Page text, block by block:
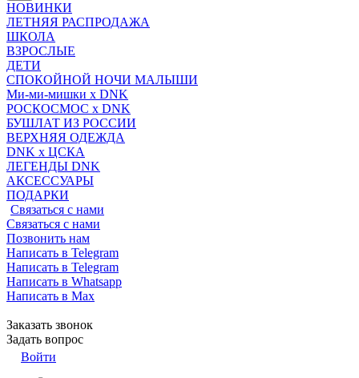
НОВИНКИ
ЛЕТНЯЯ РАСПРОДАЖА
ШКОЛА
ВЗРОСЛЫЕ
ДЕТИ
СПОКОЙНОЙ НОЧИ МАЛЫШИ
Ми-ми-мишки x DNK
РОСКОСМОС x DNK
БУШЛАТ ИЗ РОССИИ
ВЕРХНЯЯ ОДЕЖДА
DNK x ЦСКА
ЛЕГЕНДЫ DNK
АКСЕССУАРЫ
ПОДАРКИ
Связаться с нами
Связаться с нами
Позвонить нам
Написать в Telegram
Написать в Telegram
Написать в Whatsapp
Написать в Max
Заказать звонок
Задать вопрос
Войти